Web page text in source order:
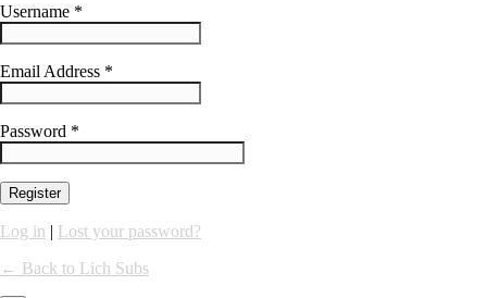
Username *
Email Address *
Password *
Log in | Lost your password?
← Back to Lich Subs